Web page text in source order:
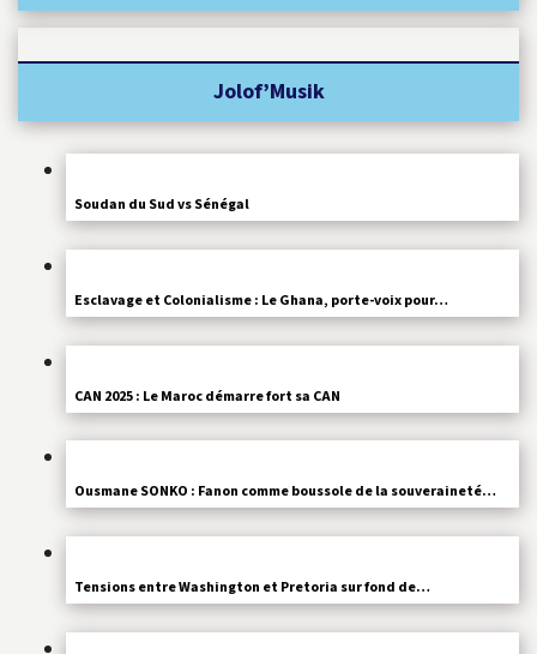
Soudan du Sud vs Sénégal
Esclavage et Colonialisme : Le Ghana, porte-voix pour…
CAN 2025 : Le Maroc démarre fort sa CAN
Ousmane SONKO : Fanon comme boussole de la souveraineté…
Tensions entre Washington et Pretoria sur fond de…
Jolof’Musik